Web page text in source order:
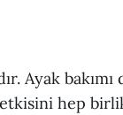
Ayak bakımı
etkisini hep